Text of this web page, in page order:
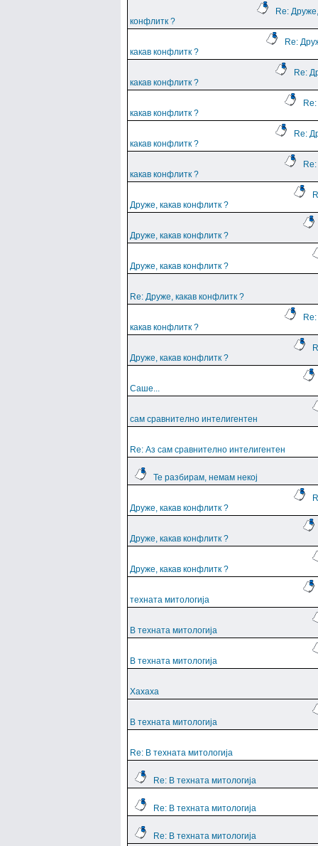
Re:
конфлитк ?
Re:
какав конфлитк ?
Re:
какав конфлитк ?
какав конфлитк ?
Re:
какав конфлитк ?
какав конфлитк ?
Друже, какав конфлитк ?
Друже, какав конфлитк ?
Друже, какав конфлитк ?
Re: Друже, какав конфлитк ?
какав конфлитк ?
Друже, какав конфлитк ?
Саше...
сам сравнително интелигентен
Re: Аз сам сравнително интелигентен
Те разбирам, немам некој
Друже, какав конфлитк ?
Друже, какав конфлитк ?
Друже, какав конфлитк ?
техната митологија
В техната митологија
В техната митологија
Хахаха
В техната митологија
Re: В техната митологија
Re: В техната митологија
Re: В техната митологија
Re: В техната митологија